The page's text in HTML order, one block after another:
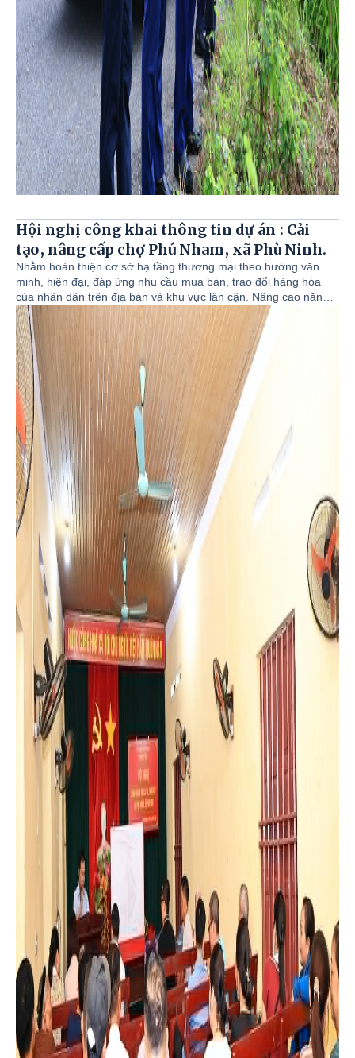
Hội nghị công khai thông tin dự án : Cải
tạo, nâng cấp chợ Phú Nham, xã Phù Ninh.
Nhằm hoàn thiện cơ sở hạ tầng thương mại theo hướng văn
minh, hiện đại, đáp ứng nhu cầu mua bán, trao đổi hàng hóa
của nhân dân trên địa bàn và khu vực lân cận. Nâng cao năng
lực thương mại, tạo điểm kinh doanh thuận lợi cho người dân
góp phần phát triển kinh tế xã hội địa phương. Ngày 05/8/2026,
Tại Nhà văn hóa Tổ dân phố số 07, UBND xã Phù Ninh tổ chức
hội nghị công khai thông tin dự án: Cải tạo, nâng cấp chợ Phú
Nham, xã Phù Ninh. Dự hội nghị có lãnh đạo Ban Quản lý dự
án; Phòng Kinh tế; Phòng Nông nghiệp và Môi trường; Đơn vị
nhà thầu thi công; Ban chi ủy, đại diện các hộ dân, các hộ bán
hàng trong khu vực thực hiện dự án.